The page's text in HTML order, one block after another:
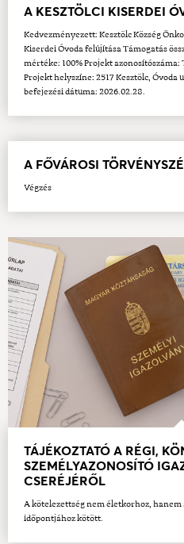
A KESZTÖLCI KISERDEI
Kedvezményezett: Kesztölc Község
Kiserdei Óvoda felújítása Támogatás
mértéke: 100% Projekt azonosítószáma:
Projekt helyszíne: 2517 Kesztölc, Óvoda
befejezési dátuma: 2026.02.28.
A FŐVÁROSI
Végzés
TÁJÉKOZTATÓ A RÉGI,
SZEMÉLYAZONOSÍTÓ
CSERÉJÉRŐL
A kötelezettség nem életkorhoz,
időpontjához kötött.